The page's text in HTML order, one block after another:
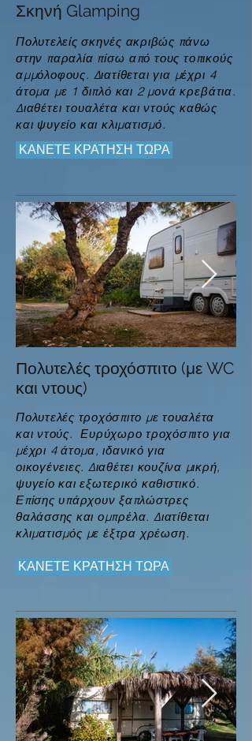
Σκηνή Glamping
Πολυτελείς σκηνές ακριβώς πάνω
στην παραλία πίσω από τους τοπικούς
αμμόλοφους. Διατίθεται για μέχρι 4
άτομα με 1 διπλό και 2 μονά κρεβάτια.
Διαθέτειτουαλέτα και ντούς καθώς
και ψυγείο και κλιματισμό.
ΚΑΝΕΤΕ ΚΡΑΤΗΣΗ ΤΩΡΑ
Πολυτελές τροχόσπιτο (με WC
και ντους)
Πολυτελές τροχόσπιτο με τουαλέτα
και ντούς. Ευρύχωρο τροχόσπιτο για
μέχρι 4 άτομα, ιδανικό για
οικογένειες. Διαθέτει κουζίνα μικρή,
ψυγείο και εξωτερικό καθιστικό.
Επίσης υπάρχουν ξαπλώστρες
θαλάσσης και ομπρέλα. Διατίθεται
κλιματισμός με έξτρα χρέωση.
ΚΑΝΕΤΕ ΚΡΑΤΗΣΗ ΤΩΡΑ